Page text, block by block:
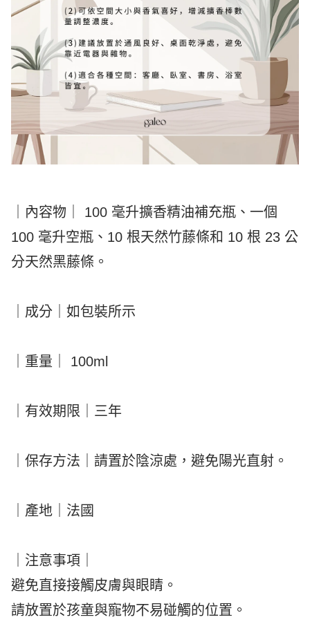
｜內容物｜ 100 毫升擴香精油補充瓶、一個
100 毫升空瓶、10 根天然竹藤條和 10 根 23 公
分天然黑藤條。
｜成分｜如包裝所示
｜重量｜ 100ml
｜有效期限｜三年
｜保存方法｜請置於陰涼處，避免陽光直射。
｜產地｜法國
｜注意事項｜
避免直接接觸皮膚與眼睛。
請放置於孩童與寵物不易碰觸的位置。